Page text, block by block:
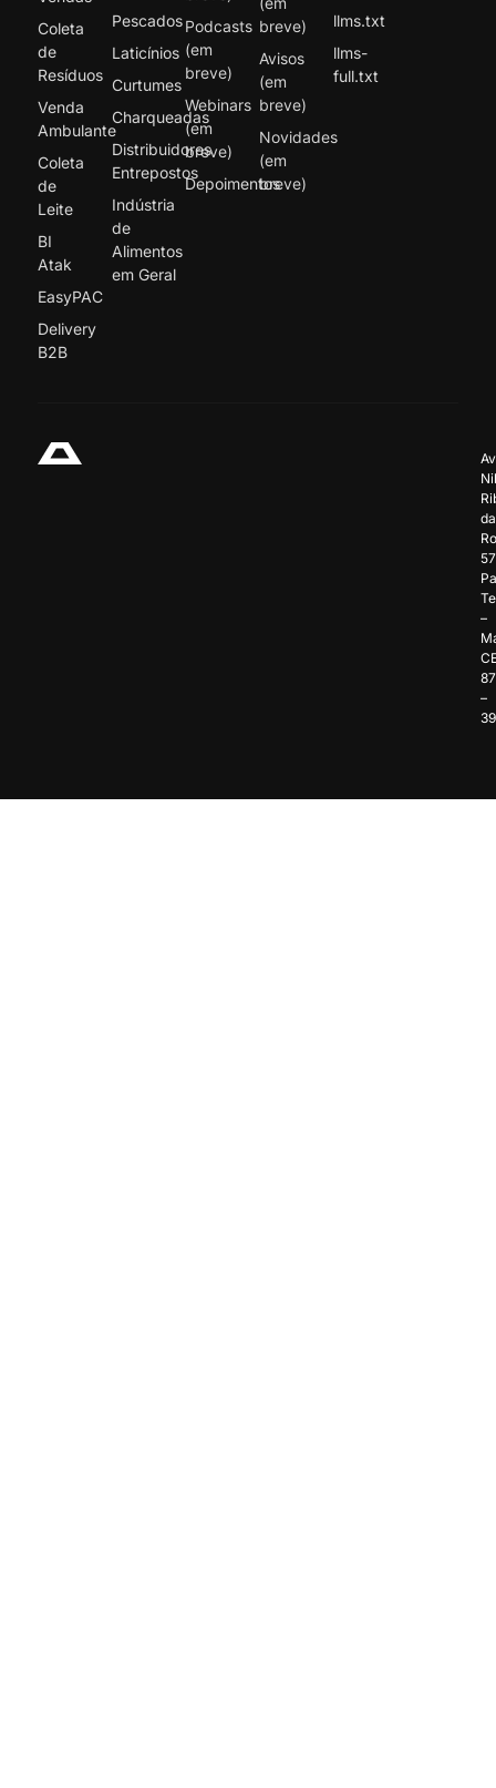
Coleta
de
Resíduos
Venda
Ambulante
Coleta
de
Leite
BI
Atak
EasyPAC
Delivery
B2B
Pescados
Laticínios
Curtumes
Charqueadas
Distribuidores
Entrepostos
Indústria
de
Alimentos
em Geral
Podcasts
(em
breve)
Webinars
(em
breve)
Depoimentos
breve)
Avisos
(em
breve)
Novidades
(em
breve)
llms.txt
llms-
full.txt
da
–
–